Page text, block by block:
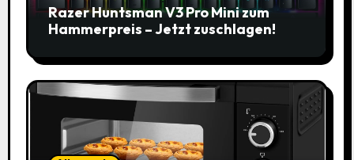
Razer Huntsman V3 Pro Mini zum
Hammerpreis – Jetzt zuschlagen!